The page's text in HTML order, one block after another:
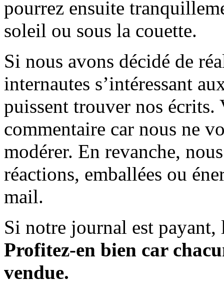
pourrez ensuite
soleil ou sous la couette.
Si nous avons décidé de
internautes s’intéressant
puissent trouver nos écrits.
commentaire car nous ne
modérer. En revanche,
réactions, emballées ou
mail.
Si notre journal est payant,
Profitez-en bien car
vendue.